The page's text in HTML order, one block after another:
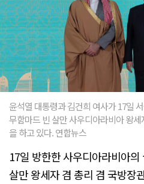
윤석열 대통령과 김건희 여사가 17일
무함마드 빈 살만 사우디아라비아 왕
을 하고 있다. 연합뉴스
17일 방한한 사우디아라비아
살만 왕세자 겸 총리 겸 국방장